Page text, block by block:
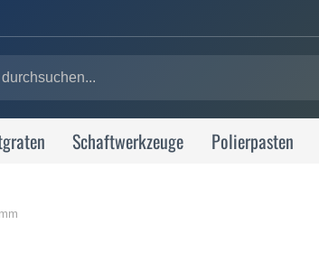
Schaftwerkzeuge Polierpasten